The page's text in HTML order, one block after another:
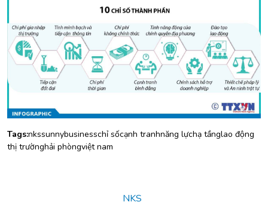
Tags:nkssunnybusinesschỉ sốcạnh tranhnăng lựchạ tầnglao động
thị trườnghải phòngviệt nam
NKS